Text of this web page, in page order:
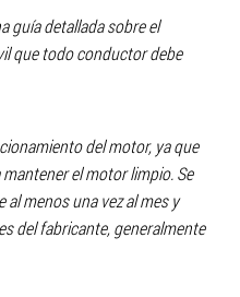
guía detallada sobre el
que todo conductor debe
del motor, ya que
el motor limpio. Se
al menos una vez al mes y
del fabricante, generalmente